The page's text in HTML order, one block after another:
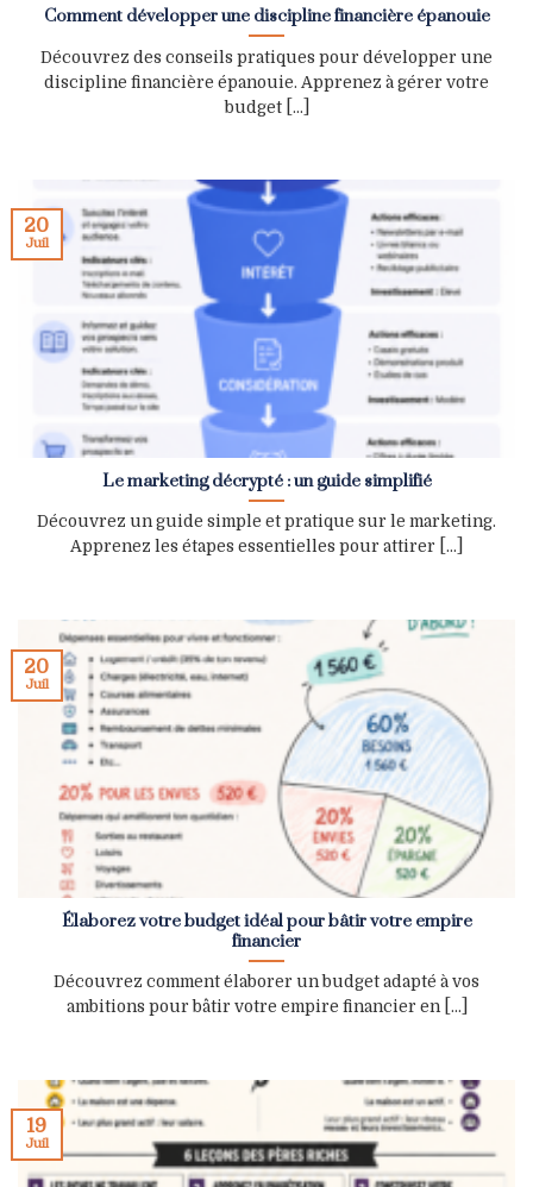
Comment développer une discipline financière épanouie
Découvrez des conseils pratiques pour développer une
discipline financière épanouie. Apprenez à gérer votre
budget [...]
Le marketing décrypté : un guide simplifié
Découvrez un guide simple et pratique sur le marketing.
Apprenez les étapes essentielles pour attirer [...]
20
Juil
Élaborez votre budget idéal pour bâtir votre empire
financier
Découvrez comment élaborer un budget adapté à vos
ambitions pour bâtir votre empire financier en [...]
20
Juil
19
Juil